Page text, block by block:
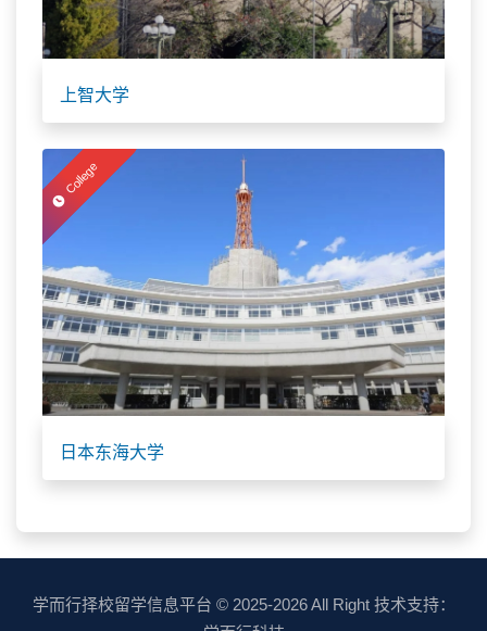
上智大学
College
日本东海大学
学而行择校留学信息平台 © 2025-2026 All Right 技术支持：